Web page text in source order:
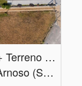
Moradia T4 c/ 670m2 de quintal + Terreno independente com 1.​300m2
Braga, Vila Nova de Famalicão, Arnoso (Santa Maria e Santa Eulália) e Sezures